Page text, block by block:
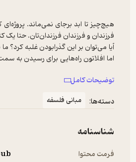
هیچ‌چیز تا ابد برجای نمی‌ماند.
آیا می‌توان بر این گذرابودن غلبه کرد؟
اما افلاتون راه‌هایی برای رسیدن به
اندیشیدن درباره‌ی چیزهای ماندگار
بعضی پاسخ‌ها می‌پردازم. نمی‌توانیم بدون
توضیحات کامل
دسته‌ها:
مبانی فلسفه
شناسنامه
فرمت محتوا